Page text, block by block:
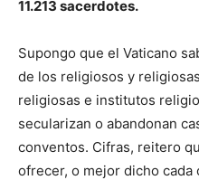
11.213 sacerdotes.
Supongo que el Vaticano
de los religiosos y
religiosas e institutos
secularizan o abandonan
conventos. Cifras, reitero
ofrecer, o mejor dicho